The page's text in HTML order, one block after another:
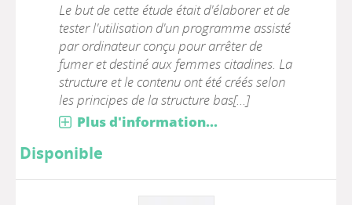
Le but de cette étude était d'élaborer et de
tester l'utilisation d'un programme assisté
par ordinateur conçu pour arrêter de
fumer et destiné aux femmes citadines. La
structure et le contenu ont été créés selon
les principes de la structure bas[...]
Plus d'information...
Disponible